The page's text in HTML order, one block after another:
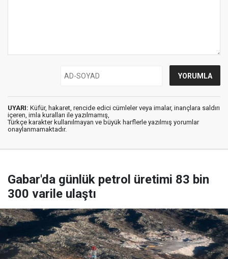
UYARI: Küfür, hakaret, rencide edici cümleler veya imalar, inançlara saldırı
içeren, imla kuralları ile yazılmamış,
Türkçe karakter kullanılmayan ve büyük harflerle yazılmış yorumlar
onaylanmamaktadır.
Gabar'da günlük petrol üretimi 83 bin
300 varile ulaştı